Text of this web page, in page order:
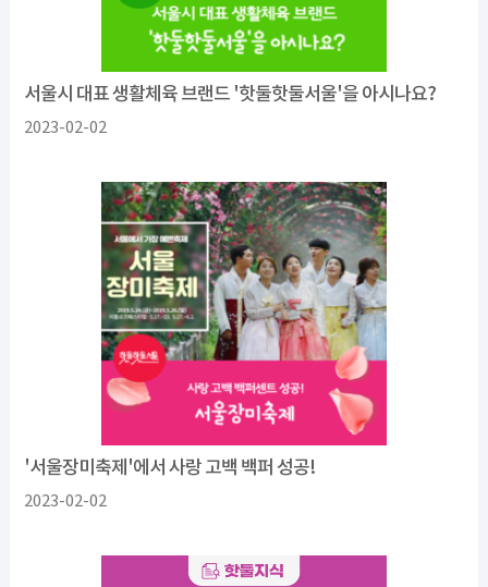
서울시 대표 생활체육 브랜드 '핫둘핫둘서울'을 아시나요?
2023-02-02
'서울장미축제'에서 사랑 고백 백퍼 성공!
2023-02-02